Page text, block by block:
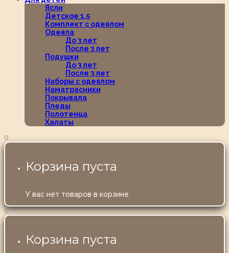
Ясли
Детское 1,5
Комплект с одеялом
Одеяла
До 3 лет
После 3 лет
Подушки
До 3 лет
После 3 лет
Наборы с одеялом
Наматрасники
Покрывала
Пледы
Полотенца
Халаты
0
Корзина пуста
У вас нет товаров в корзине
0
Корзина пуста